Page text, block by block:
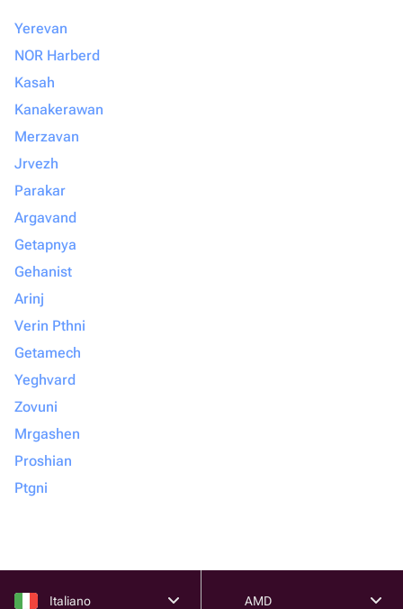
Yerevan
NOR Harberd
Kasah
Kanakerawan
Merzavan
Jrvezh
Parakar
Argavand
Getapnya
Gehanist
Arinj
Verin Pthni
Getamech
Yeghvard
Zovuni
Mrgashen
Proshian
Ptgni
Italiano AMD